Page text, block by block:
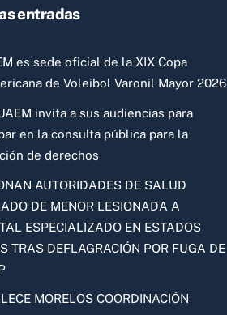
entradas
es sede oficial de la XIX Copa
de Voleibol Varonil Mayor 2026
invita a sus audiencias para
en la consulta pública para la
de derechos
AUTORIDADES DE SALUD
DE MENOR LESIONADA A
ESPECIALIZADO EN ESTADOS
TRAS DEFLAGRACIÓN POR FUGA DE
MORELOS COORDINACIÓN